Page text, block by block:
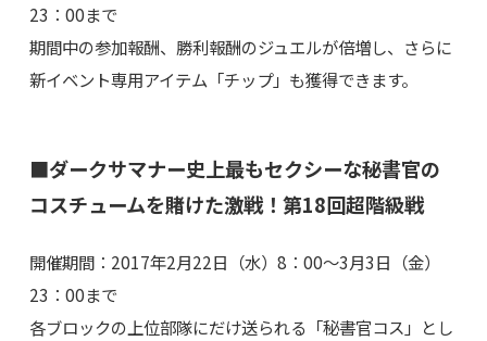
23：00まで
期間中の参加報酬、勝利報酬のジュエルが倍増し、さらに
新イベント専用アイテム「チップ」も獲得できます。
■ダークサマナー史上最もセクシーな秘書官の
コスチュームを賭けた激戦！第18回超階級戦
開催期間：2017年2月22日（水）8：00～3月3日（金）
23：00まで
各ブロックの上位部隊にだけ送られる「秘書官コス」とし